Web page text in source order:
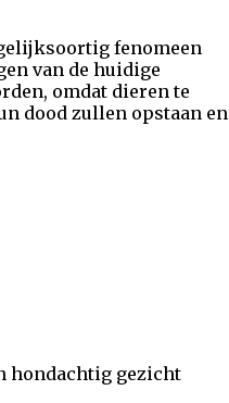
fenomeen
van de huidige
omdat dieren te
dood zullen opstaan en
hondachtig gezicht